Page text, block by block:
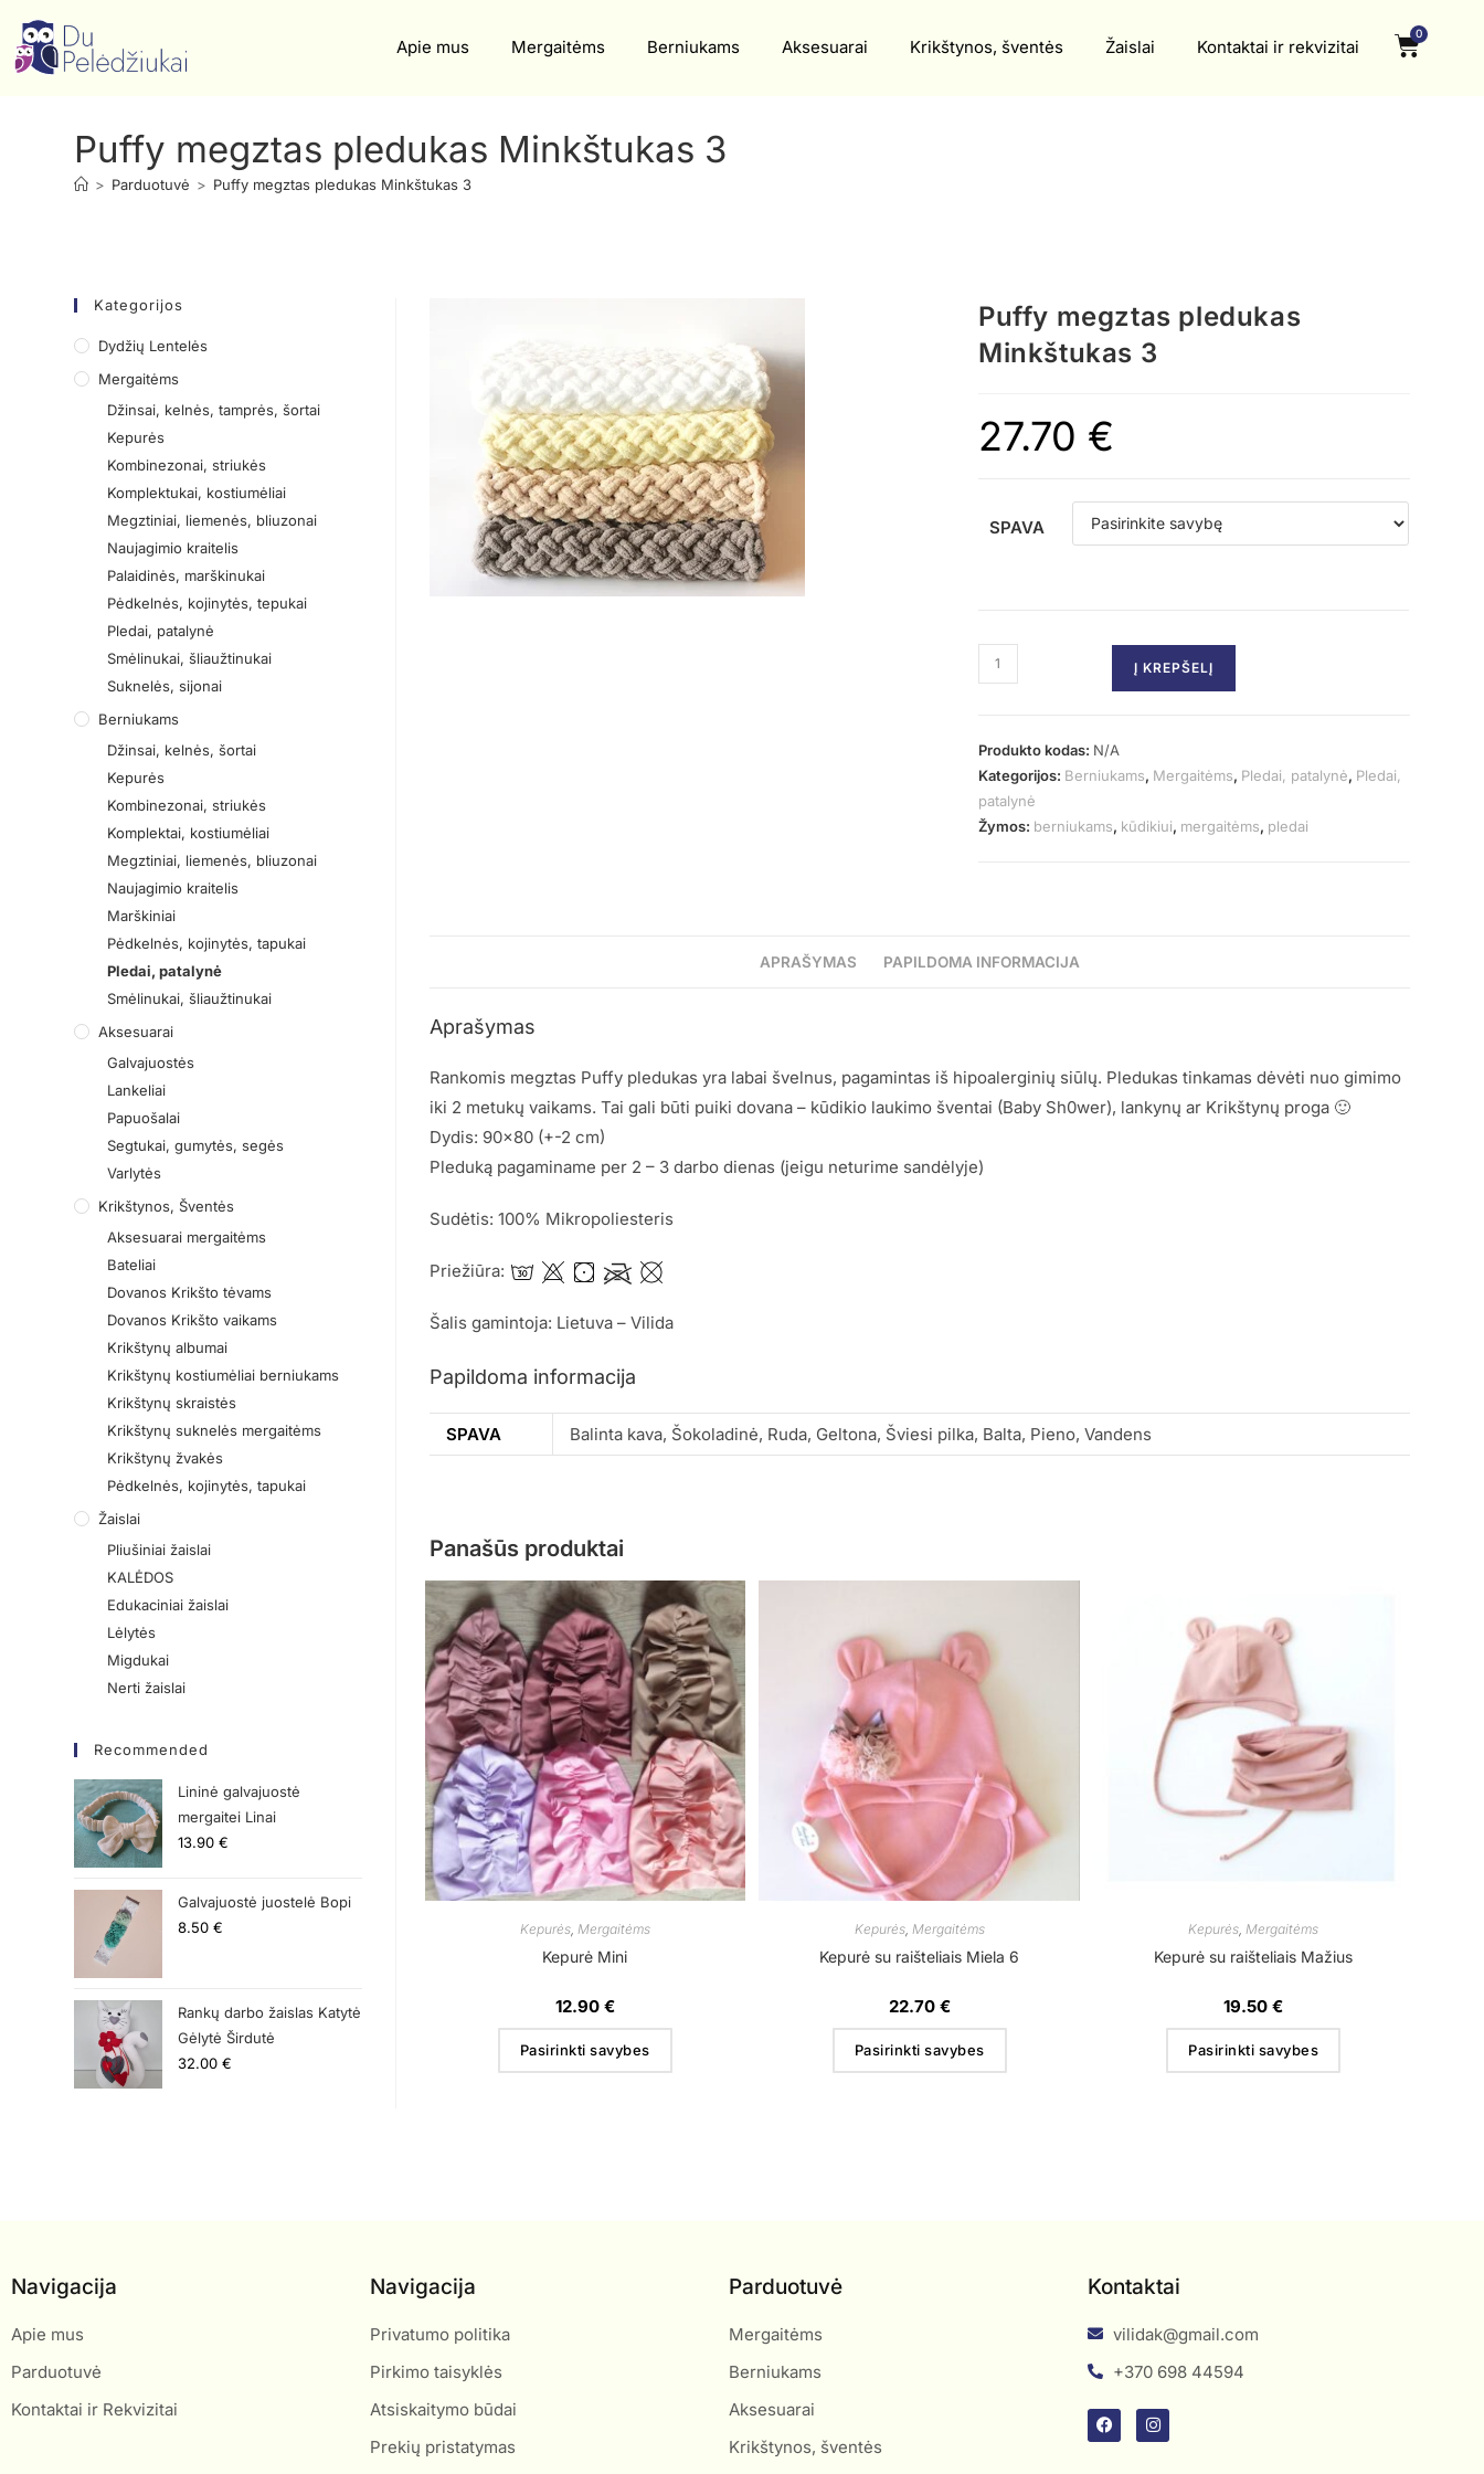
Apie mus Mergaitėms Berniukams Aksesuarai Krikštynos, šventės Žaislai Kontaktai ir rekvizitai
0
Puffy megztas pledukas Minkštukas 3
> Parduotuvė > Puffy megztas pledukas Minkštukas 3
Puffy megztas pledukas
Minkštukas 3
27.70 €
SPAVA
Į KREPŠELĮ
Produkto kodas: N/A
Kategorijos: Berniukams, Mergaitėms, Pledai, patalynė, Pledai,
patalynė
Žymos: berniukams, kūdikiui, mergaitėms, pledai
APRAŠYMAS PAPILDOMA INFORMACIJA
Aprašymas
Rankomis megztas Puffy pledukas yra labai švelnus, pagamintas iš hipoalerginių siūlų. Pledukas tinkamas dėvėti nuo gimimo
iki 2 metukų vaikams. Tai gali būti puiki dovana – kūdikio laukimo šventai (Baby Sh0wer), lankynų ar Krikštynų proga 🙂
Dydis: 90×80 (+-2 cm)
Pleduką pagaminame per 2 – 3 darbo dienas (jeigu neturime sandėlyje)
Sudėtis: 100% Mikropoliesteris
Priežiūra:
Šalis gamintoja: Lietuva – Vilida
Papildoma informacija
SPAVA Balinta kava, Šokoladinė, Ruda, Geltona, Šviesi pilka, Balta, Pieno, Vandens
Panašūs produktai
Kepurės, Mergaitėms
Kepurė Mini
12.90 €
Pasirinkti savybes
Kepurės, Mergaitėms
Kepurė su raišteliais Miela 6
22.70 €
Pasirinkti savybes
Kepurės Mergaitėms
Kepurė su raišteliais Mažius
19.50€
Pasirinkti savybes
Kategorijos
Dydžių Lentelės
Mergaitėms
Džinsai, kelnės, tamprės, šortai
Kepurės
Kombinezonai, striukės
Komplektukai, kostiumėliai
Megztiniai, liemenės, bliuzonai
Naujagimio kraitelis
Palaidinės, marškinukai
Pėdkelnės, kojinytės, tepukai
Pledai, patalynė
Smėlinukai, šliaužtinukai
Suknelės, sijonai
Berniukams
Džinsai, kelnės, šortai
Kepurės
Kombinezonai, striukės
Komplektai, kostiumėliai
Megztiniai, liemenės, bliuzonai
Naujagimio kraitelis
Marškiniai
Pėdkelnės, kojinytės, tapukai
Pledai, patalynė
Smėlinukai, šliaužtinukai
Aksesuarai
Galvajuostės
Lankeliai
Papuošalai
Segtukai, gumytės, segės
Varlytės
Krikštynos, Šventės
Aksesuarai mergaitėms
Bateliai
Dovanos Krikšto tėvams
Dovanos Krikšto vaikams
Krikštynų albumai
Krikštynų kostiumėliai berniukams
Krikštynų skraistės
Krikštynų suknelės mergaitėms
Krikštynų žvakės
Pėdkelnės, kojinytės, tapukai
Žaislai
Pliušiniai žaislai
KALĖDOS
Edukaciniai žaislai
Lėlytės
Migdukai
Nerti žaislai
Recommended
Lininė galvajuostė
mergaitei Linai
13.90€
Galvajuostė juostelė Bopi
8.50€
Rankų darbo žaislas Katytė
Gėlytė Širdutė
32.00€
Navigacija
Apie mus
Parduotuvė
Kontaktai ir Rekvizitai
Navigacija
Privatumo politika
Pirkimo taisyklės
Atsiskaitymo būdai
Prekių pristatymas
Parduotuvė
Mergaitėms
Berniukams
Aksesuarai
Krikštynos, šventės
Kontaktai
vilidak@gmail.com
+370 698 44594